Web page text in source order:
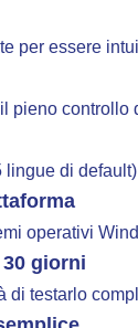
per essere
il pieno
lingue di
operativi
giorni
di testarlo